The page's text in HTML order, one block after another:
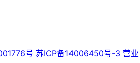
号 苏ICP备14006450号-3 营业